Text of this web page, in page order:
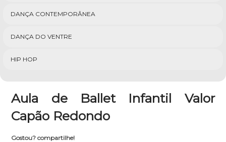
DANÇA CONTEMPORÂNEA
DANÇA DO VENTRE
HIP HOP
Aula de Ballet Infantil Valor
Capão Redondo
Gostou? compartilhe!